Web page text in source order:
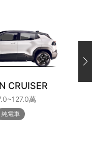
CRUISER
萬
純電車